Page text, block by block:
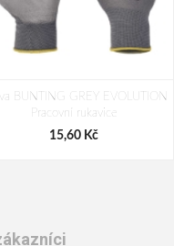
BUNTING GREY EVOLUTION
Pracovní rukavice
15,60 Kč